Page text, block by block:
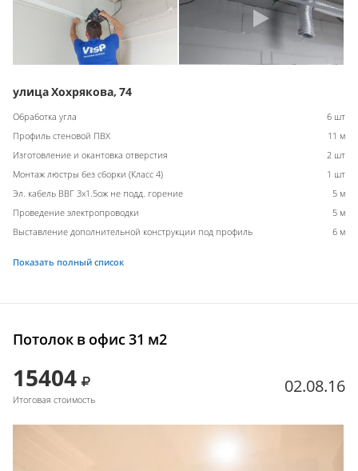
улица Хохрякова, 74
Обработка угла
6 шт
Профиль стеновой ПВХ
11 м
Изготовление и окантовка отверстия
2 шт
Монтаж люстры без сборки (Класс 4)
1 шт
Эл. кабель ВВГ 3х1.5ож не подд. горение
5 м
Проведение электропроводки
5 м
Выставление дополнительной конструкции под профиль
6 м
Показать полный список
Потолок в офис 31 м2
15404
Итоговая стоимость
02.08.16